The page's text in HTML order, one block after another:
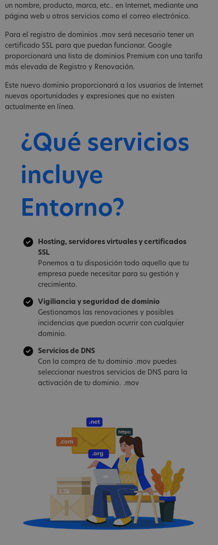
un nombre, producto, marca, etc.. en Internet, mediante una
página web u otros servicios como el correo electrónico.
Para el registro de dominios .mov será necesario tener un
certificado SSL para que puedan funcionar. Google
proporcionará una lista de dominios Premium con una tarifa
más elevada de Registro y Renovación.
Este nuevo dominio proporcionará a los usuarios de Internet
nuevas oportunidades y expresiones que no existen
actualmente en línea.
¿Qué servicios
incluye
Entorno?
Hosting, servidores virtuales y certificados
SSL
Ponemos a tu disposición todo aquello que tu
empresa puede necesitar para su gestión y
crecimiento.
Vigiliancia y seguridad de dominio
Gestionamos las renovaciones y posibles
incidencias que puedan ocurrir con cualquier
dominio.
Servicios de DNS
Con la compra de tu dominio .mov puedes
seleccionar nuestros servicios de DNS para la
activación de tu dominio. .mov